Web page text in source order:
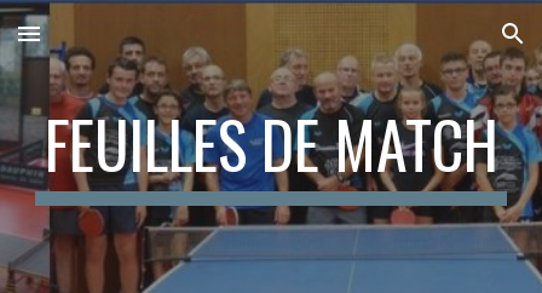
Skip to main content Skip to navigation
FEUILLES DE MATCH